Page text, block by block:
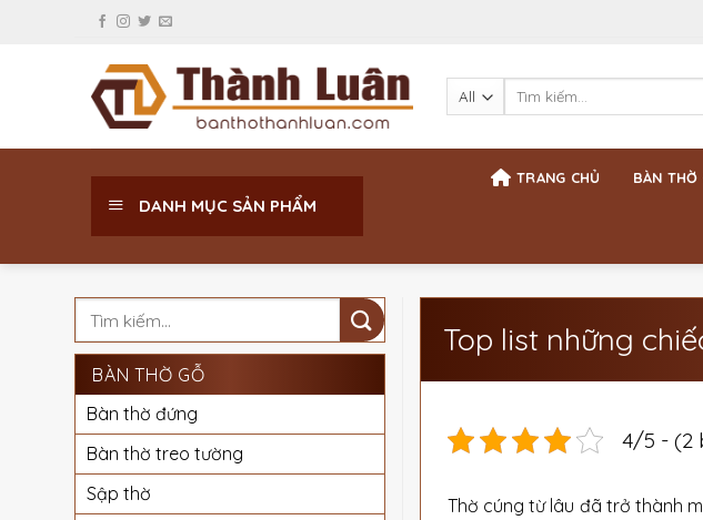
DANH MỤC SẢN PHẨM
TRANG CHỦ BÀN THỜ
BÀN THỜ GỖ
Bàn thờ đứng
Bàn thờ treo tường
Sập thờ
Top list những
4/5 - (2
Thờ cúng từ lâu đã trở thành